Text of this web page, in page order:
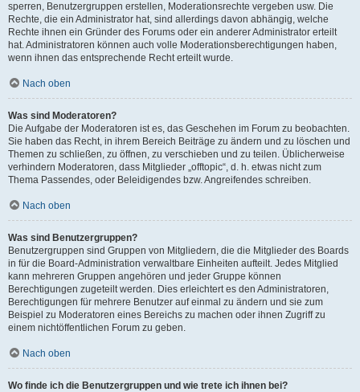
sperren, Benutzergruppen erstellen, Moderationsrechte vergeben usw. Die
Rechte, die ein Administrator hat, sind allerdings davon abhängig, welche
Rechte ihnen ein Gründer des Forums oder ein anderer Administrator erteilt
hat. Administratoren können auch volle Moderationsberechtigungen haben,
wenn ihnen das entsprechende Recht erteilt wurde.
Nach oben
Was sind Moderatoren?
Die Aufgabe der Moderatoren ist es, das Geschehen im Forum zu beobachten.
Sie haben das Recht, in ihrem Bereich Beiträge zu ändern und zu löschen und
Themen zu schließen, zu öffnen, zu verschieben und zu teilen. Üblicherweise
verhindern Moderatoren, dass Mitglieder „offtopic“, d. h. etwas nicht zum
Thema Passendes, oder Beleidigendes bzw. Angreifendes schreiben.
Nach oben
Was sind Benutzergruppen?
Benutzergruppen sind Gruppen von Mitgliedern, die die Mitglieder des Boards
in für die Board-Administration verwaltbare Einheiten aufteilt. Jedes Mitglied
kann mehreren Gruppen angehören und jeder Gruppe können
Berechtigungen zugeteilt werden. Dies erleichtert es den Administratoren,
Berechtigungen für mehrere Benutzer auf einmal zu ändern und sie zum
Beispiel zu Moderatoren eines Bereichs zu machen oder ihnen Zugriff zu
einem nichtöffentlichen Forum zu geben.
Nach oben
Wo finde ich die Benutzergruppen und wie trete ich ihnen bei?